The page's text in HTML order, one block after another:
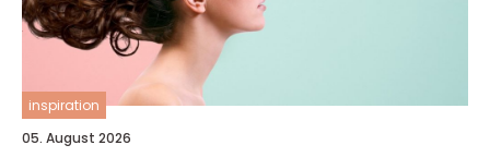
inspiration
05. August 2026